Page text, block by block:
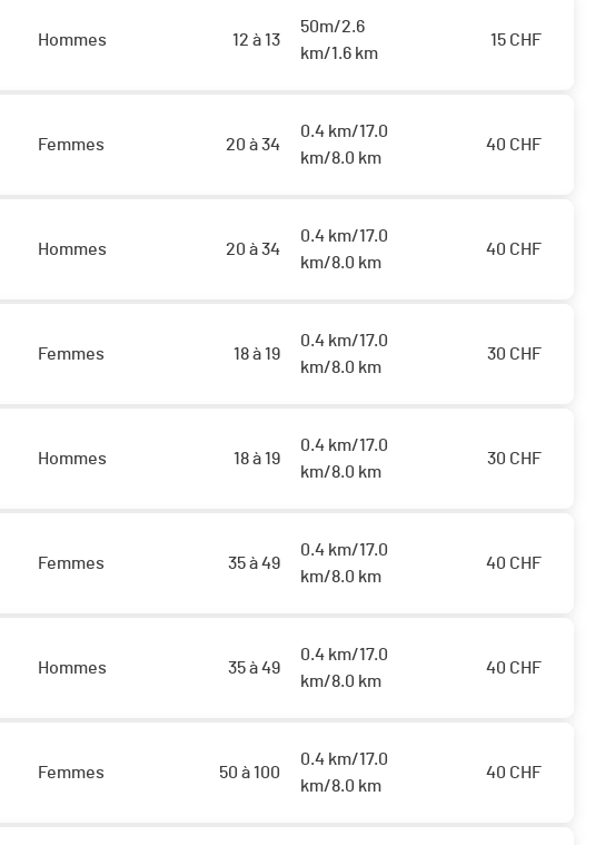
Hommes 12 à 13
50m/2.6
km/1.6 km
15 CHF
Femmes 20 à 34
0.4 km/17.0
km/8.0 km
40 CHF
Hommes 20 à 34
0.4 km/17.0
km/8.0 km
40 CHF
Femmes 18 à 19
0.4 km/17.0
km/8.0 km
30 CHF
Hommes 18 à 19
0.4 km/17.0
km/8.0 km
30 CHF
Femmes 35 à 49
0.4 km/17.0
km/8.0 km
40 CHF
Hommes 35 à 49
0.4 km/17.0
km/8.0 km
40 CHF
Femmes 50 à 100
0.4 km/17.0
km/8.0 km
40 CHF